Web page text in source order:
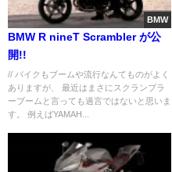
BMW
BMW R nineT Scrambler が公
開!!
// バイクもブームや流行なんてものがよく
ありますが、 最近はまさにスクランブラ
ーブームと言っても過言ではないと思いま
す。 例えばYAMAH...